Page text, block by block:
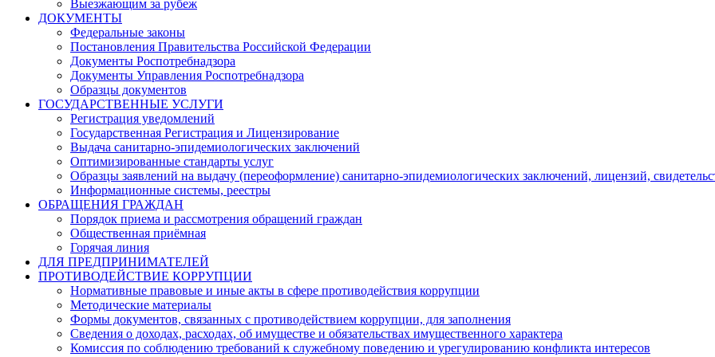
Выезжающим за рубеж
ДОКУМЕНТЫ
Федеральные законы
Постановления Правительства Российской Федерации
Документы Роспотребнадзора
Документы Управления Роспотребнадзора
Образцы документов
ГОСУДАРСТВЕННЫЕ УСЛУГИ
Регистрация уведомлений
Государственная Регистрация и Лицензирование
Выдача санитарно-эпидемиологических заключений
Оптимизированные стандарты услуг
Образцы заявлений на выдачу (переоформление) санитарно-эпидемиологических заключений, лицензий,
Информационные системы, реестры
ОБРАЩЕНИЯ ГРАЖДАН
Порядок приема и рассмотрения обращений граждан
Общественная приёмная
Горячая линия
ДЛЯ ПРЕДПРИНИМАТЕЛЕЙ
ПРОТИВОДЕЙСТВИЕ КОРРУПЦИИ
Нормативные правовые и иные акты в сфере противодействия коррупции
Методические материалы
Формы документов, связанных с противодействием коррупции, для заполнения
Сведения о доходах, расходах, об имуществе и обязательствах имущественного характера
Комиссия по соблюдению требований к служебному поведению и урегулированию конфликта интересов